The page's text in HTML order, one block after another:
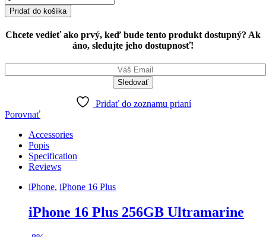
16
Plus
Ultramarine
Pridať do košíka
Chcete vedieť ako prvý, keď bude tento produkt dostupný? Ak
áno, sledujte jeho dostupnosť!
Pridať do zoznamu prianí
Porovnať
Accessories
Popis
Specification
Reviews
iPhone, iPhone 16 Plus
iPhone 16 Plus 256GB Ultramarine